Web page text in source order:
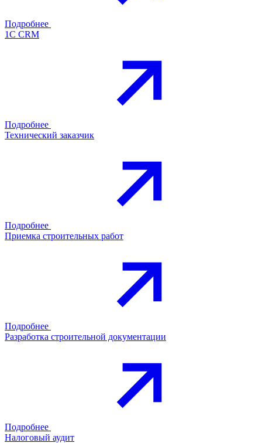
Подробнее
1С CRM
Подробнее
Технический заказчик
Подробнее
Приемка строительных работ
Подробнее
Разработка строительной документации
Подробнее
Налоговый аудит